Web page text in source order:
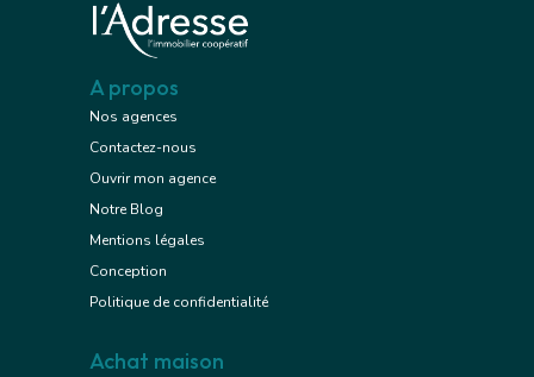
A propos
Nos agences
Contactez-nous
Ouvrir mon agence
Notre Blog
Mentions légales
Conception
Politique de confidentialité
Achat maison